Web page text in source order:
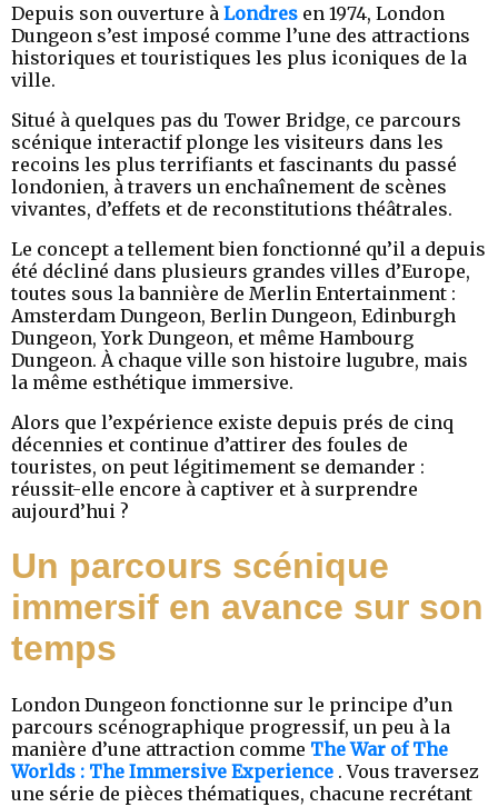
Depuis son ouverture à Londres en 1974, London
Dungeon s’est imposé comme l’une des attractions
historiques et touristiques les plus iconiques de la
ville.
Situé à quelques pas du Tower Bridge, ce parcours
scénique interactif plonge les visiteurs dans les
recoins les plus terrifiants et fascinants du passé
londonien, à travers un enchaînement de scènes
vivantes, d’effets et de reconstitutions théâtrales.
Le concept a tellement bien fonctionné qu’il a depuis
été décliné dans plusieurs grandes villes d’Europe,
toutes sous la bannière de Merlin Entertainment :
Amsterdam Dungeon, Berlin Dungeon, Edinburgh
Dungeon, York Dungeon, et même Hambourg
Dungeon. À chaque ville son histoire lugubre, mais
la même esthétique immersive.
Alors que l’expérience existe depuis prés de cinq
décennies et continue d’attirer des foules de
touristes, on peut légitimement se demander :
réussit-elle encore à captiver et à surprendre
aujourd’hui ?
Un parcours scénique
immersif en avance sur son
temps
London Dungeon fonctionne sur le principe d’un
parcours scénographique progressif, un peu à la
manière d’une attraction comme The War of The
Worlds : The Immersive Experience . Vous traversez
une série de pièces thématiques, chacune recrétant